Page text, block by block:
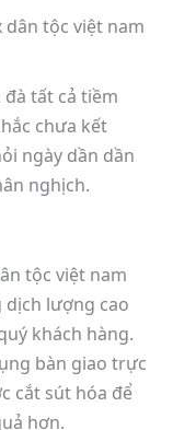
tất cả tiềm
chưa kết
ngày dần dần
nghịch.
tộc việt nam
dịch lượng cao
khách hàng.
bàn giao trực
cắt sút hóa để
hơn.